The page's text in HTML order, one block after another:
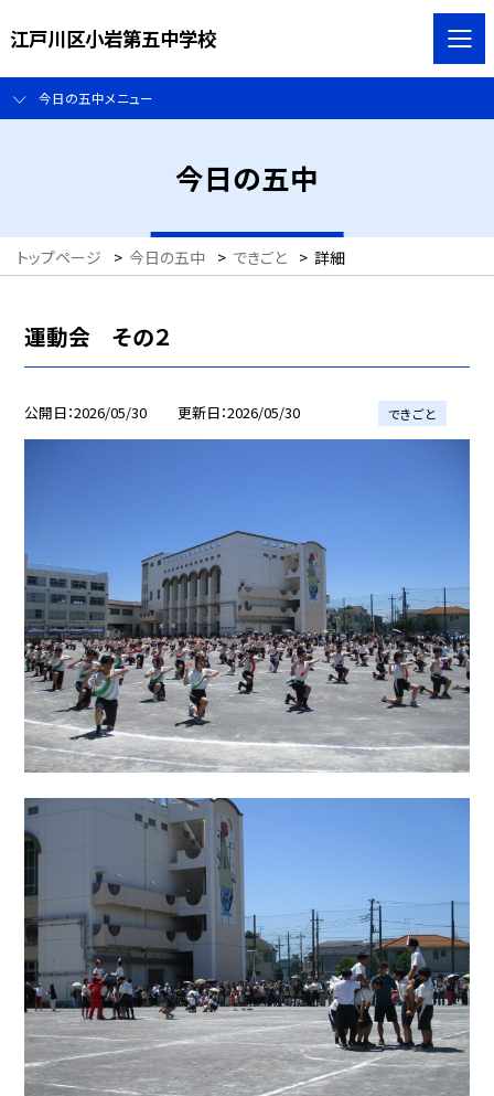
江戸川区小岩第五中学校
今日の五中メニュー
今日の五中
トップページ > 今日の五中 > できごと > 詳細
運動会 その２
公開日 2026/05/30 更新日 2026/05/30 できごと